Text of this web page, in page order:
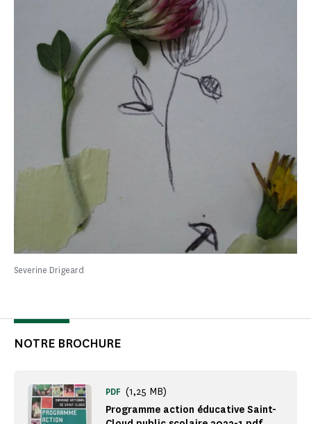
Severine Drigeard
NOTRE BROCHURE
Programme action éducative Saint-
PDF (1,25 MB)